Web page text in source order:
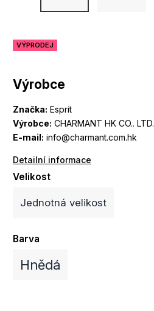
Výrobce
Značka: Esprit
Výrobce: CHARMANT HK CO.. LTD.
E-mail: info@charmant.com.hk
Detailní informace
VÝPRODEJ
Velikost
Jednotná velikost
Barva
Hnědá